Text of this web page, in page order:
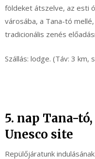
földeket átszelve, az esti
városába, a Tana-tó
tradicionális zenés
Szállás: lodge. (Táv: 3
5. nap Tana-
Unesco site
Repülőjáratunk